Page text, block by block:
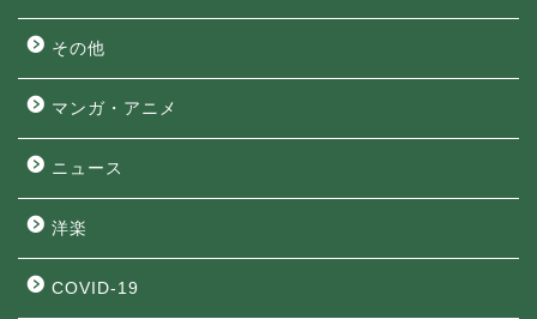
その他
マンガ・アニメ
ニュース
洋楽
COVID-19